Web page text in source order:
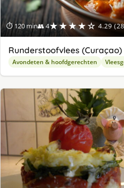
⏱ 120 min👥 4★★★★☆ 4.29
Runderstoofvlees
Avondeten & hoofdgerechten